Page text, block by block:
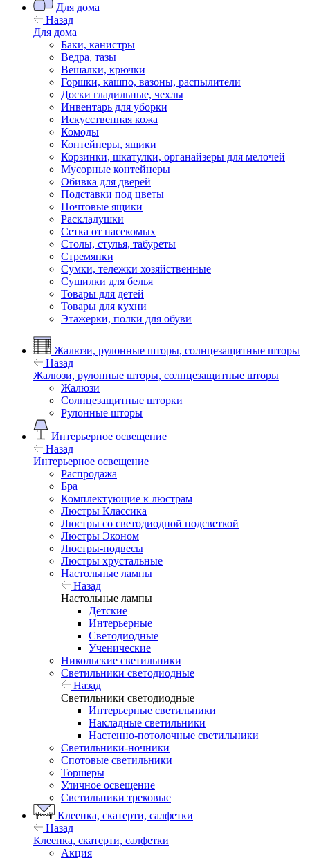
Для дома
Назад
Для дома
Баки, канистры
Ведра, тазы
Вешалки, крючки
Горшки, кашпо, вазоны, распылители
Доски гладильные, чехлы
Инвентарь для уборки
Искусственная кожа
Комоды
Контейнеры, ящики
Корзинки, шкатулки, органайзеры для мелочей
Мусорные контейнеры
Обивка для дверей
Подставки под цветы
Почтовые ящики
Раскладушки
Сетка от насекомых
Столы, стулья, табуреты
Стремянки
Сумки, тележки хозяйственные
Сушилки для белья
Товары для детей
Товары для кухни
Этажерки, полки для обуви
Жалюзи, рулонные шторы, солнцезащитные шторы
Назад
Жалюзи, рулонные шторы, солнцезащитные шторы
Жалюзи
Солнцезащитные шторки
Рулонные шторы
Интерьерное освещение
Назад
Интерьерное освещение
Распродажа
Бра
Комплектующие к люстрам
Люстры Классика
Люстры со светодиодной подсветкой
Люстры Эконом
Люстры-подвесы
Люстры хрустальные
Настольные лампы
Назад
Настольные лампы
Детские
Интерьерные
Светодиодные
Ученические
Никольские светильники
Светильники светодиодные
Назад
Светильники светодиодные
Интерьерные светильники
Накладные светильники
Настенно-потолочные светильники
Светильники-ночники
Спотовые светильники
Торшеры
Уличное освещение
Светильники трековые
Клеенка, скатерти, салфетки
Назад
Клеенка, скатерти, салфетки
Акция